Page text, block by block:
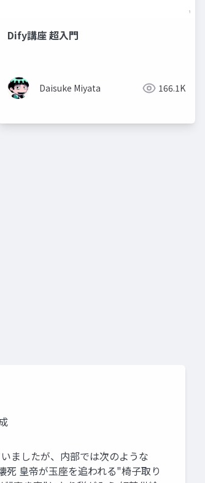
Dify講座 超入門
Daisuke Miyata 166.1K
ましたが、内部では次のような
死 皇帝が玉座を追われる"椅子取り